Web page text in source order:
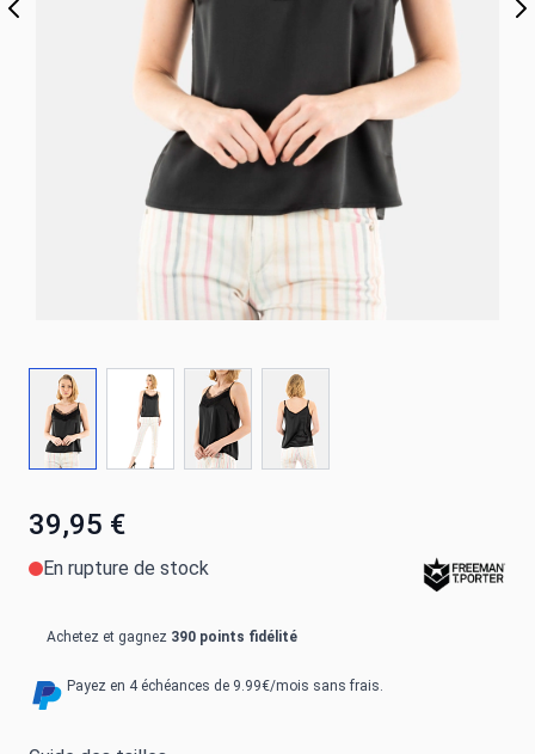
39,95 €
En rupture de stock
Achetez et gagnez 390 points fidélité
Payez en 4 échéances de 9.99€/mois sans frais.